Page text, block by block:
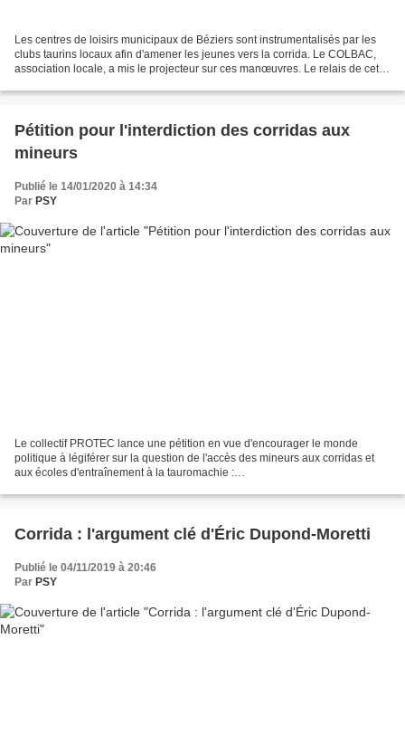
Les centres de loisirs municipaux de Béziers sont instrumentalisés par les
clubs taurins locaux afin d'amener les jeunes vers la corrida. Le COLBAC,
association locale, a mis le projecteur sur ces manœuvres. Le relais de cette
Pétition pour l'interdiction des corridas aux
mineurs
Publié le 14/01/2020 à 14:34
Par PSY
Le collectif PROTEC lance une pétition en vue d'encourager le monde
politique à légiférer sur la question de l'accès des mineurs aux corridas et
aux écoles d'entraînement à la tauromachie :
corridas-aux-mineurs/79024....
Corrida : l'argument clé d'Éric Dupond-Moretti
Publié le 04/11/2019 à 20:46
Par PSY